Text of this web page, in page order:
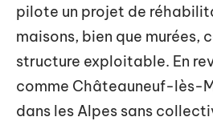
pilote un projet de
maisons, bien que murées,
structure exploitable. En
comme Châteauneuf-lès-
dans les Alpes sans